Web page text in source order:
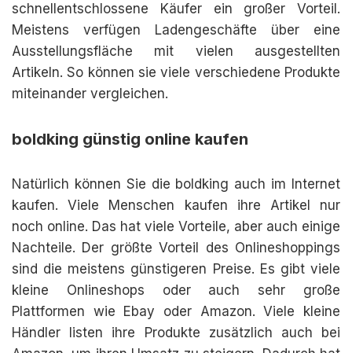
schnellentschlossene Käufer ein großer Vorteil.
Meistens verfügen Ladengeschäfte über eine
Ausstellungsfläche mit vielen ausgestellten
Artikeln. So können sie viele verschiedene Produkte
miteinander vergleichen.
boldking günstig online kaufen
Natürlich können Sie die boldking auch im Internet
kaufen. Viele Menschen kaufen ihre Artikel nur
noch online. Das hat viele Vorteile, aber auch einige
Nachteile. Der größte Vorteil des Onlineshoppings
sind die meistens günstigeren Preise. Es gibt viele
kleine Onlineshops oder auch sehr große
Plattformen wie Ebay oder Amazon. Viele kleine
Händler listen ihre Produkte zusätzlich auch bei